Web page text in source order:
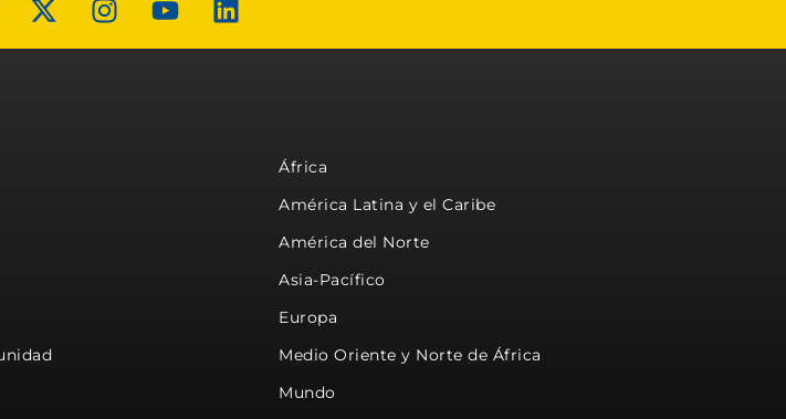
África
América Latina y el Caribe
América del Norte
Asia-Pacífico
Europa
Medio Oriente y Norte de África
Mundo